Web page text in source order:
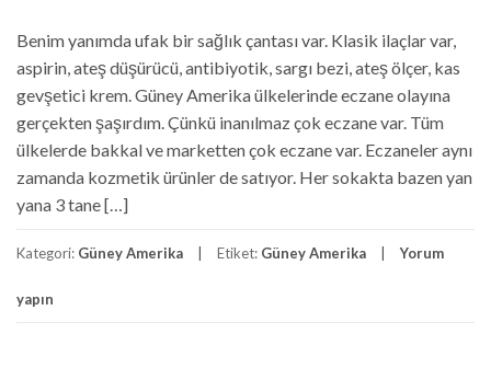
Benim yanımda ufak bir sağlık çantası var. Klasik ilaçlar var,
aspirin, ateş düşürücü, antibiyotik, sargı bezi, ateş ölçer, kas
gevşetici krem. Güney Amerika ülkelerinde eczane olayına
gerçekten şaşırdım. Çünkü inanılmaz çok eczane var. Tüm
ülkelerde bakkal ve marketten çok eczane var. Eczaneler aynı
zamanda kozmetik ürünler de satıyor. Her sokakta bazen yan
yana 3 tane […]
Kategori: Güney Amerika Etiket: Güney Amerika Yorum
yapın